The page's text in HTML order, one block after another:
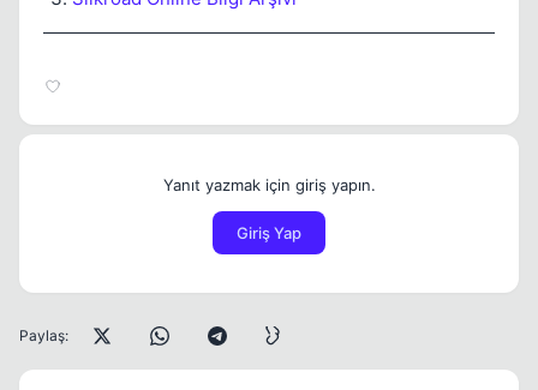
Yanıt yazmak için giriş yapın.
Giriş Yap
Paylaş: